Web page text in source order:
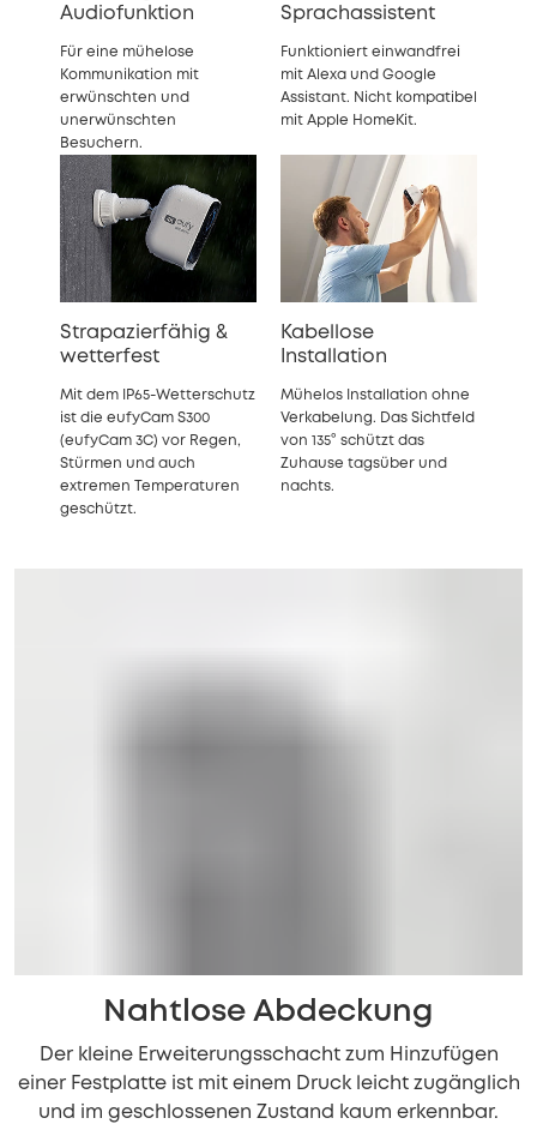
Audiofunktion
Für eine mühelose
Kommunikation mit
erwünschten und
unerwünschten
Besuchern.
Sprachassistent
Funktioniert einwandfrei
mit Alexa und Google
Assistant. Nicht kompatibel
mit Apple HomeKit.
Strapazierfähig &
wetterfest
Mit dem IP65-Wetterschutz
ist die eufyCam S300
(eufyCam 3C) vor Regen,
Stürmen und auch
extremen Temperaturen
geschützt.
Kabellose
Installation
Mühelos Installation ohne
Verkabelung. Das Sichtfeld
von 135° schützt das
Zuhause tagsüber und
nachts.
Nahtlose Abdeckung
Der kleine Erweiterungsschacht zum Hinzufügen
einer Festplatte ist mit einem Druck leicht zugänglich
und im geschlossenen Zustand kaum erkennbar.